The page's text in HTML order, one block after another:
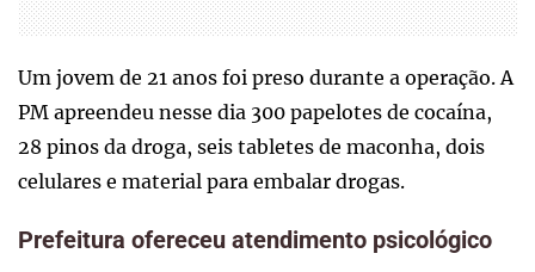
Um jovem de 21 anos foi preso durante a operação. A
PM apreendeu nesse dia 300 papelotes de cocaína,
28 pinos da droga, seis tabletes de maconha, dois
celulares e material para embalar drogas.
Prefeitura ofereceu atendimento psicológico